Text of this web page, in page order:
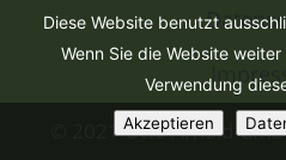
© 2021 Otto Arnold
Diese Website benutzt
Wenn Sie die Website
Verwendung
Akzeptieren